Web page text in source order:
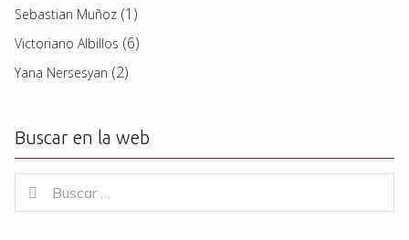
Sebastian Muñoz (1)
Victoriano Albillos (6)
Yana Nersesyan (2)
Buscar en la web
for:
Buscar